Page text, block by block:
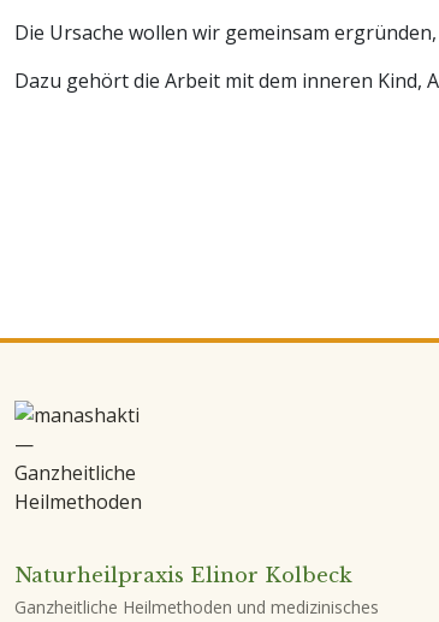
Die Ursache wollen wir gemeinsam
Dazu gehört die Arbeit mit dem inneren
Naturheilpraxis Elinor Kolbeck
Ganzheitliche Heilmethoden und medizinisches